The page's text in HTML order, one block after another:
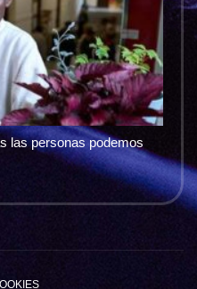
las personas podemos